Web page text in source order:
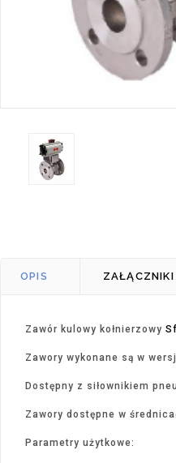
OPIS ZAŁĄCZNIKI
Zawór kulowy kołnierzowy
Zawory wykonane są w
Dostępny z siłownikiem
Zawory dostępne w
Parametry użytkowe: